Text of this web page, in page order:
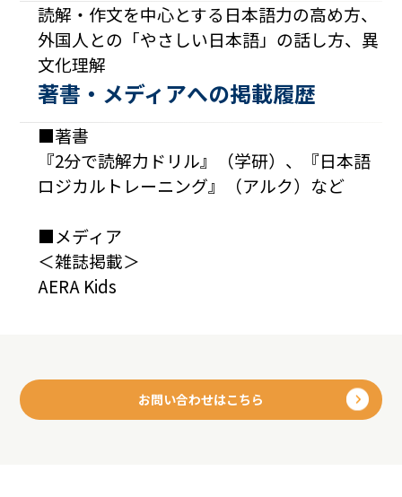
読解・作文を中心とする日本語力の高め方、
外国人との「やさしい日本語」の話し方、異
文化理解
著書・メディアへの掲載履歴
■著書
『2分で読解力ドリル』（学研）、『日本語
ロジカルトレーニング』（アルク）など
■メディア
＜雑誌掲載＞
AERA Kids
お問い合わせはこちら